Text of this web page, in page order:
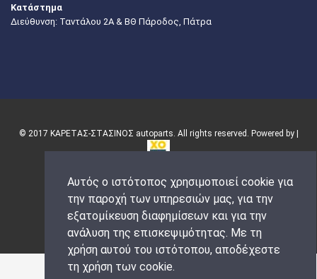
Αυτός ο ιστότοπος χρησιμοποιεί cookie για
την παροχή των υπηρεσιών μας, για την
εξατομίκευση διαφημίσεων και για την
ανάλυση της επισκεψιμότητας. Με τη
χρήση αυτού του ιστότοπου, αποδέχεστε
τη χρήση των cookie.
Κατάστημα
Διεύθυνση: Ταντάλου 2Α & ΒΘ Πάροδος, Πάτρα
© 2017 ΚΑΡΕΤΑΣ-ΣΤΑΣΙΝΟΣ autoparts. All rights reserved. Powered by |